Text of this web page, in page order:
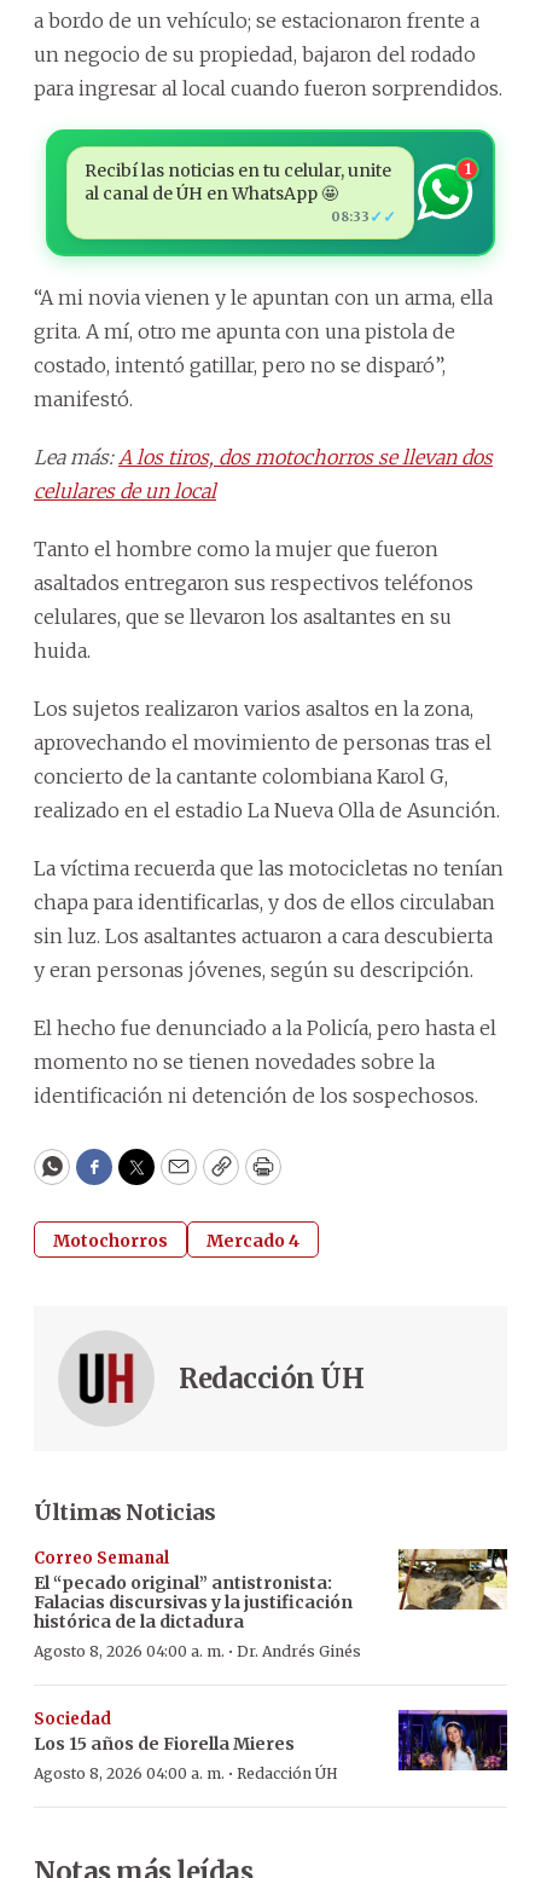
a bordo de un vehículo; se estacionaron frente a
un negocio de su propiedad, bajaron del rodado
para ingresar al local cuando fueron sorprendidos.
Recibí las noticias en tu celular, unite
al canal de ÚH en WhatsApp 🤩
08:33 ✓✓
1
“A mi novia vienen y le apuntan con un arma, ella
grita. A mí, otro me apunta con una pistola de
costado, intentó gatillar, pero no se disparó”,
manifestó.
Lea más: A los tiros, dos motochorros se llevan dos
celulares de un local
Tanto el hombre como la mujer que fueron
asaltados entregaron sus respectivos teléfonos
celulares, que se llevaron los asaltantes en su
huida.
Los sujetos realizaron varios asaltos en la zona,
aprovechando el movimiento de personas tras el
concierto de la cantante colombiana Karol G,
realizado en el estadio La Nueva Olla de Asunción.
La víctima recuerda que las motocicletas no tenían
chapa para identificarlas, y dos de ellos circulaban
sin luz. Los asaltantes actuaron a cara descubierta
y eran personas jóvenes, según su descripción.
El hecho fue denunciado a la Policía, pero hasta el
momento no se tienen novedades sobre la
identificación ni detención de los sospechosos.
WhatsApp
Facebook
Twitter
EmailCopyPrint
Motochorros Mercado 4
Redacción ÚH
Últimas Noticias
Correo Semanal
El “pecado original” antistronista:
Falacias discursivas y la justificación
histórica de la dictadura
Agosto 8, 2026 04:00 a. m. · Dr. Andrés Ginés
Sociedad
Los 15 años de Fiorella Mieres
Agosto 8, 2026 04:00 a. m. · Redacción ÚH